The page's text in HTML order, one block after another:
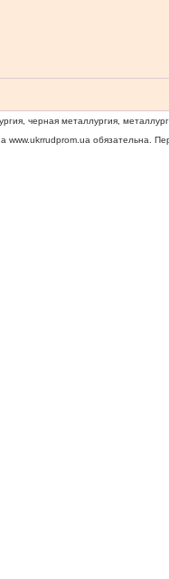
черная металлургия,
www.ukrrudprom.ua обязательна.